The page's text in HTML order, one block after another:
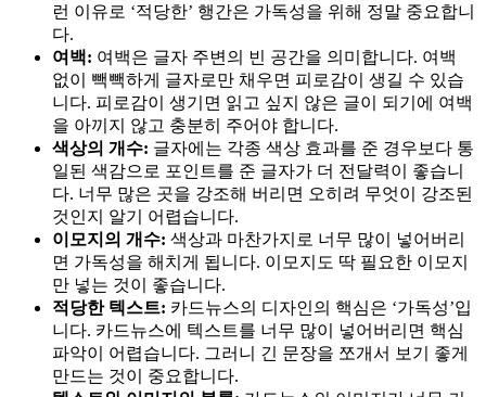
런 이유로 ‘적당한’ 행간은 가독성을 위해 정말 중요합니
다.
여백: 여백은 글자 주변의 빈 공간을 의미합니다. 여백
없이 빽빽하게 글자로만 채우면 피로감이 생길 수 있습
니다. 피로감이 생기면 읽고 싶지 않은 글이 되기에 여백
을 아끼지 않고 충분히 주어야 합니다.
색상의 개수: 글자에는 각종 색상 효과를 준 경우보다 통
일된 색감으로 포인트를 준 글자가 더 전달력이 좋습니
다. 너무 많은 곳을 강조해 버리면 오히려 무엇이 강조된
것인지 알기 어렵습니다.
이모지의 개수: 색상과 마찬가지로 너무 많이 넣어버리
면 가독성을 해치게 됩니다. 이모지도 딱 필요한 이모지
만 넣는 것이 좋습니다.
적당한 텍스트: 카드뉴스의 디자인의 핵심은 ‘가독성’입
니다. 카드뉴스에 텍스트를 너무 많이 넣어버리면 핵심
파악이 어렵습니다. 그러니 긴 문장을 쪼개서 보기 좋게
만드는 것이 중요합니다.